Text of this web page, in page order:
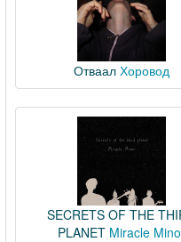
Отваал Хоровод
SECRETS OF THE
PLANET Miracle